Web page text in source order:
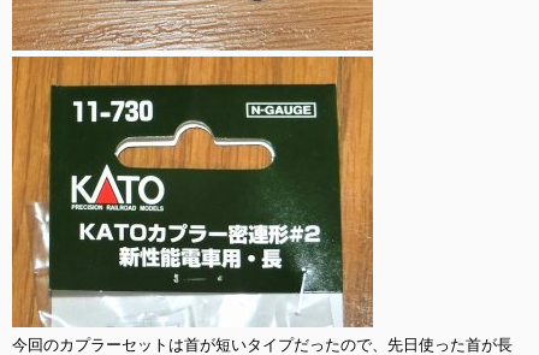
今回のカプラーセットは首が短いタイプだったので、先日使った首が長